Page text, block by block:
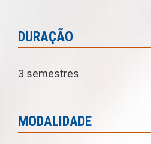
DURAÇÃO
3 semestres
MODALIDADE